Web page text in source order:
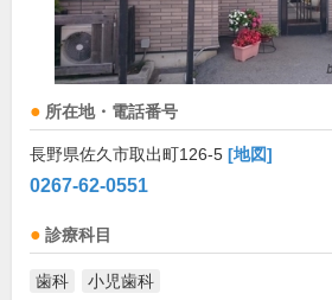
所在地・電話番号
長野県佐久市取出町126-5 [地図]
0267-62-0551
診療科目
歯科 小児歯科